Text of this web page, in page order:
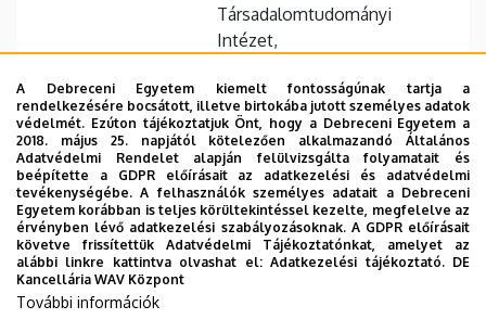
Társadalomtudományi
Intézet,
Szociális Munka Tanszék
Központi telefonszám +36 42 404 411 78148
E-mail cím
szoboszlai.katalin@etk.unideb
.hu
Cím 4400 Nyíregyháza Sóstói út 2
Emelet, ajtó
A Debreceni Egyetem kiemelt fontosságúnak tartja a
rendelkezésére bocsátott, illetve birtokába jutott személyes adatok
védelmét. Ezúton tájékoztatjuk Önt, hogy a Debreceni Egyetem a
2018. május 25. napjától kötelezően alkalmazandó Általános
Adatvédelmi Rendelet alapján felülvizsgálta folyamatait és
beépítette a GDPR előírásait az adatkezelési és adatvédelmi
tevékenységébe. A felhasználók személyes adatait a Debreceni
Egyetem korábban is teljes körültekintéssel kezelte, megfelelve az
érvényben lévő adatkezelési szabályozásoknak. A GDPR előírásait
követve frissítettük Adatvédelmi Tájékoztatónkat, amelyet az
alábbi linkre kattintva olvashat el:Adatkezelési tájékoztató. DE
Kancellária WAV Központ
További információk